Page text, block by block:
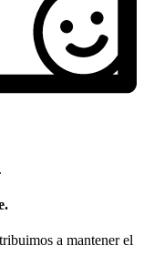
a mantener el